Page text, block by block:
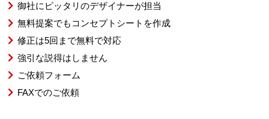
御社にピッタリのデザイナーが担当
無料提案でもコンセプトシートを作成
修正は5回まで無料で対応
強引な説得はしません
ご依頼フォーム
FAXでのご依頼